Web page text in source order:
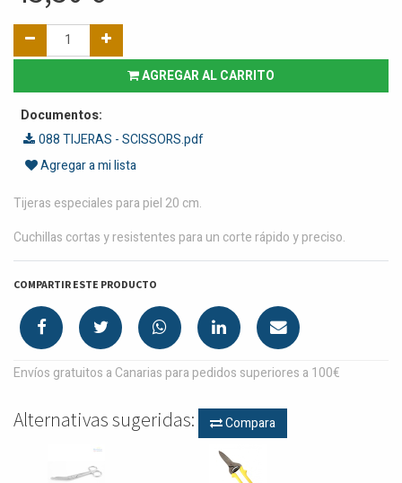
AGREGAR AL CARRITO
Documentos:
088 TIJERAS - SCISSORS.pdf
Agregar a mi lista
Tijeras especiales para piel 20 cm.
Cuchillas cortas y resistentes para un corte rápido y preciso.
COMPARTIR ESTE PRODUCTO
Envíos gratuitos a Canarias para pedidos superiores a 100€
Alternativas sugeridas: Compara